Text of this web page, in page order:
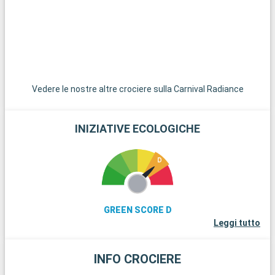
Vedere le nostre altre crociere sulla Carnival Radiance
INIZIATIVE ECOLOGICHE
GREEN SCORE D
Leggi tutto
INFO CROCIERE